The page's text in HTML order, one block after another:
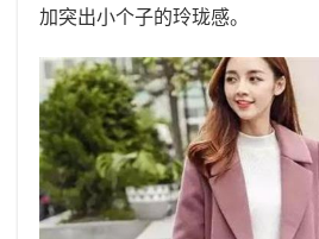
加突出小个子的玲珑感。